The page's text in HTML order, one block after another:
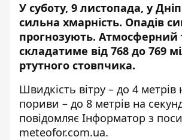
У суботу, 9 листопада, у
сильна хмарність. Опадів
прогнозують. Атмосферний
складатиме від 768 до 769
ртутного стовпчика.
Швидкість вітру – до 4 метрів
пориви – до 8 метрів на
повідомляє Інформатор з
meteofor.com.ua.